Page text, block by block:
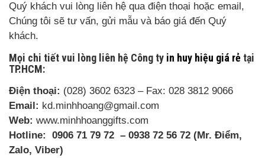
Quý khách vui lòng liên hệ qua điện thoại hoặc email,
Chúng tôi sẽ tư vấn, gửi mẫu và báo giá đến Quý
khách.
Mọi chi tiết vui lòng liên hệ Công ty in huy hiệu giá rẻ tại
TP.HCM:
Điện thoại: (028) 3602 6323 – Fax: 028 3812 9066
Email: kd.minhhoang@gmail.com
Web: www.minhhoanggifts.com
Hotline:
0906 71 79 72 – 0938 72 56 72 (Mr. Điểm,
Zalo, Viber)